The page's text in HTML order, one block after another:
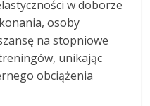
w doborze
osoby
na stopniowe
unikając
obciążenia